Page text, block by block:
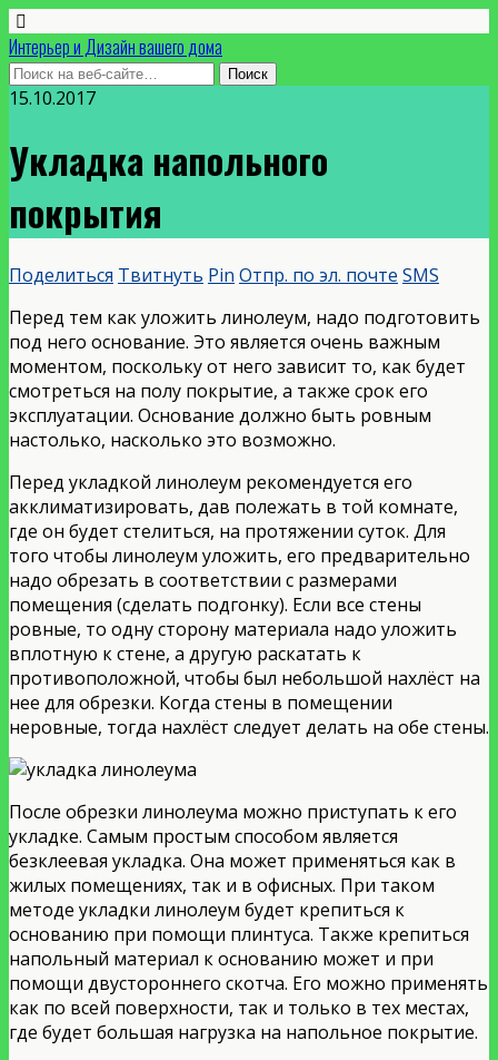
Интерьер и Дизайн вашего дома
15.10.2017
Укладка напольного
покрытия
Поделиться Твитнуть Pin Отпр. по эл. почте SMS
Перед тем как уложить линолеум, надо подготовить
под него основание. Это является очень важным
моментом, поскольку от него зависит то, как будет
смотреться на полу покрытие, а также срок его
эксплуатации. Основание должно быть ровным
настолько, насколько это возможно.
Перед укладкой линолеум рекомендуется его
акклиматизировать, дав полежать в той комнате,
где он будет стелиться, на протяжении суток. Для
того чтобы линолеум уложить, его предварительно
надо обрезать в соответствии с размерами
помещения (сделать подгонку). Если все стены
ровные, то одну сторону материала надо уложить
вплотную к стене, а другую раскатать к
противоположной, чтобы был небольшой нахлёст на
нее для обрезки. Когда стены в помещении
неровные, тогда нахлёст следует делать на обе стены.
После обрезки линолеума можно приступать к его
укладке. Самым простым способом является
безклеевая укладка. Она может применяться как в
жилых помещениях, так и в офисных. При таком
методе укладки линолеум будет крепиться к
основанию при помощи плинтуса. Также крепиться
напольный материал к основанию может и при
помощи двустороннего скотча. Его можно применять
как по всей поверхности, так и только в тех местах,
где будет большая нагрузка на напольное покрытие.